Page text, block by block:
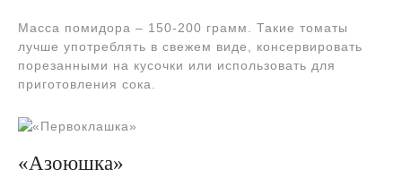
Масса помидора – 150-200 грамм. Такие томаты
лучше употреблять в свежем виде, консервировать
порезанными на кусочки или использовать для
приготовления сока.
«Азоюшка»